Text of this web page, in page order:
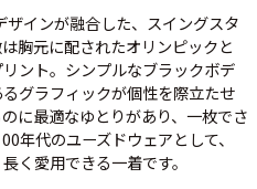
インが融合した、スイングスタ
胸元に配されたオリンピックと
ント。シンプルなブラックボデ
グラフィックが個性を際立たせ
に最適なゆとりがあり、一枚でさ
年代のユーズドウェアとして、
く愛用できる一着です。